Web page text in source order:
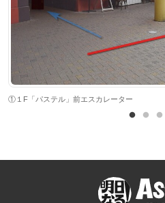
①１F「パステル」前エスカレーター